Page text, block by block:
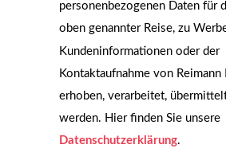
personenbezogenen Daten für
oben genannter Reise, zu
Kundeninformationen oder der
Kontaktaufnahme von Reimann
erhoben, verarbeitet,
werden. Hier finden Sie unsere
Datenschutzerklärung.